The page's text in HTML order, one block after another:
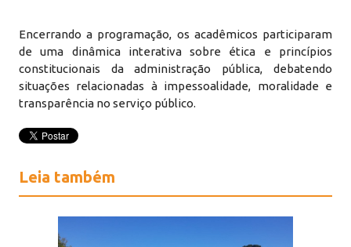
Encerrando a programação, os acadêmicos participaram
de uma dinâmica interativa sobre ética e princípios
constitucionais da administração pública, debatendo
situações relacionadas à impessoalidade, moralidade e
transparência no serviço público.
Leia também